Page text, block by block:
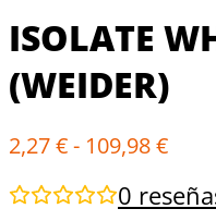
ISOLATE
(WEIDER)
2,27€- 109,98€
0